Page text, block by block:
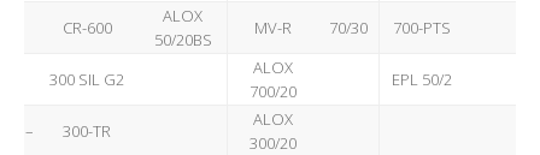
CR-600
ALOX
50/20BS
MV-R 70/30 700-PTS
300 SIL G2
ALOX
700/20
EPL 50/2
– 300-TR
ALOX
300/20